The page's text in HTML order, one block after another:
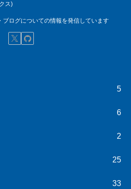
ス)
ブログについての情報を発信しています
5
6
2
25
33